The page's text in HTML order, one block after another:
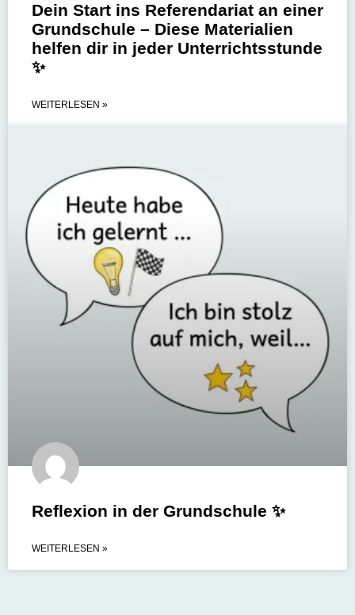
Dein Start ins Referendariat an einer
Grundschule – Diese Materialien
helfen dir in jeder Unterrichtsstunde
✨
WEITERLESEN »
Reflexion in der Grundschule ✨
WEITERLESEN »